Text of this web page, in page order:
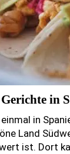
in
in
Land
ist. Dort